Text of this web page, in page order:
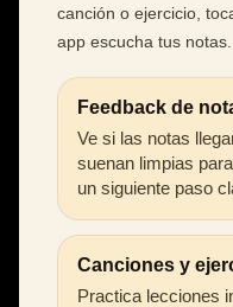
canción o ejercicio,
app escucha tus notas.
Feedback de
Ve si las notas
suenan limpias
un siguiente paso
Canciones y
Practica lecciones